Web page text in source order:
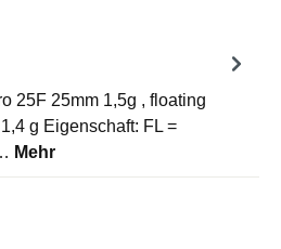
25F 25mm 1,5g , floating
g Eigenschaft: FL =
Mehr